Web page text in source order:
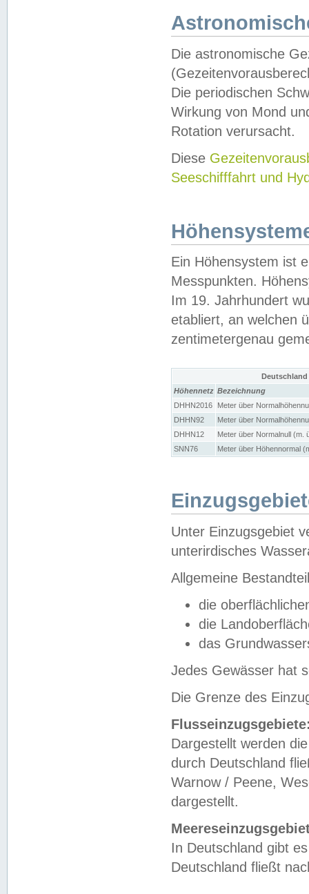
Die astronomische
Die periodischen
Wirkung von Mond
Rotation verursacht.
Diese
Seeschifffahrt und
Ein Höhensystem ist
Messpunkten.
Im 19. Jahrhundert
etabliert, an welchen
zentimetergenau
Höhennetz Bezeichnung
DHHN2016
Meter über
DHHN92
Meter über
DHHN12
Meter über Normalnull (m.
SNN76
Meter über Höhennormal
Unter Einzugsgebiet
unterirdisches
Allgemeine
die
die
das
Jedes Gewässer hat
Die Grenze des
Dargestellt werden
durch Deutschland
Warnow / Peene,
dargestellt.
In Deutschland gibt
Deutschland fließt